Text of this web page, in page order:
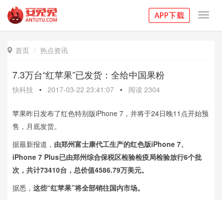
 首页 热点资讯
7.3万台“红苹果”已发货：全给中国果粉
快科技 • 2017-03-22 23:41:07 • 阅读 2304
苹果昨日发布了红色特别版iPhone 7，并将于24日晚11点开始预
售，月底发货。
据最新报道， 由郑州富士康代工生产的红色版iPhone 7、
iPhone 7 Plus已由郑州综合保税区检验检疫局检验放行6个批
次，共计73410台，总价值4586.79万美元。
据悉， 这些“红苹果”将全部销往国内市场。